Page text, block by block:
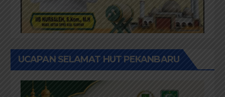
UCAPAN SELAMAT HUT PEKANBARU